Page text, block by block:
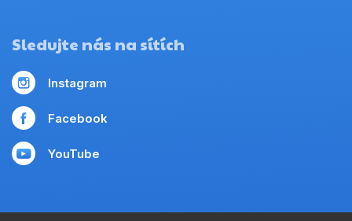
Sledujte nás na sítích
Instagram
Facebook
YouTube